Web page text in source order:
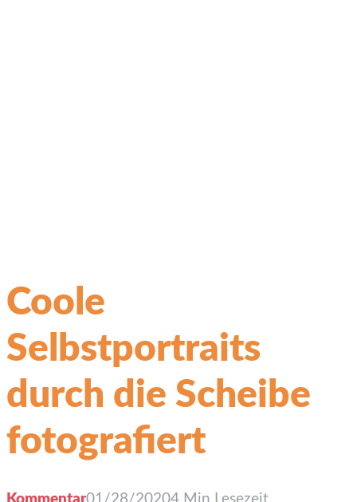
Coole
Selbstportraits
durch die Scheibe
fotografiert
Kommentar01/28/20204 Min Lesezeit